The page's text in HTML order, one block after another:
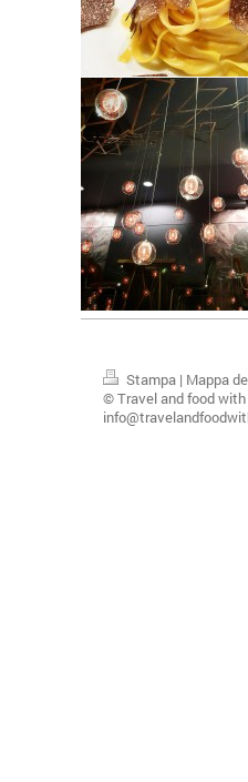
Stampa | Mappa
© Travel and food